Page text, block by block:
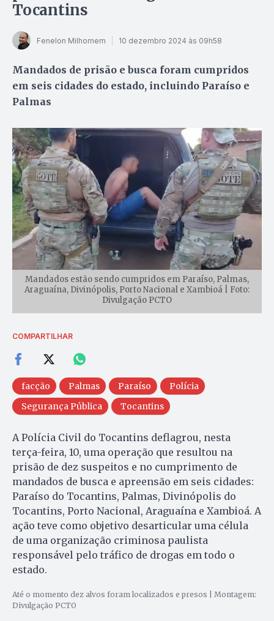
Tocantins
Fenelon Milhomem 10 dezembro 2024 às 09h58
Mandados de prisão e busca foram cumpridos
em seis cidades do estado, incluindo Paraíso e
Palmas
Mandados estão sendo cumpridos em Paraíso, Palmas,
Araguaína, Divinópolis, Porto Nacional e Xambioá | Foto:
Divulgação PCTO
COMPARTILHAR
facção Palmas Paraíso
Polícia
Segurança Pública
Tocantins
A Polícia Civil do Tocantins deflagrou, nesta
terça-feira, 10, uma operação que resultou na
prisão de dez suspeitos e no cumprimento de
mandados de busca e apreensão em seis cidades:
Paraíso do Tocantins, Palmas, Divinópolis do
Tocantins, Porto Nacional, Araguaína e Xambioá. A
ação teve como objetivo desarticular uma célula
de uma organização criminosa paulista
responsável pelo tráfico de drogas em todo o
estado.
Até o momento dez alvos foram localizados e presos | Montagem:
Divulgação PCTO